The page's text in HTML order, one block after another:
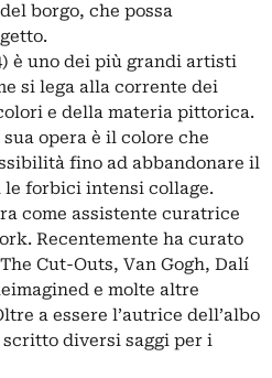
borgo, che possa
è uno dei più grandi artisti
si lega alla corrente dei
e della materia pittorica.
opera è il colore che
fino ad abbandonare il
le forbici intensi collage.
come assistente curatrice
Recentemente ha curato
Cut-Outs, Van Gogh, Dalí
e molte altre
a essere l’autrice dell’albo
diversi saggi per i